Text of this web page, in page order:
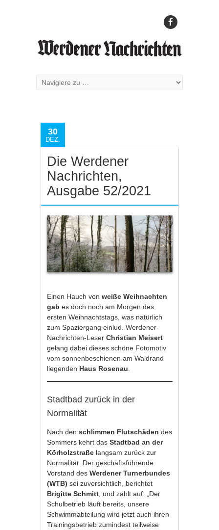
30
DEZ.
Die Werdener
Nachrichten,
Ausgabe 52/2021
Einen Hauch vonweiße Weihnachten
gabes doch noch am Morgen des
ersten Weihnachtstags, was natürlich
zum Spaziergang einlud. Werdener-
Nachrichten-LeserChristian Meisert
gelang dabei dieses schöne Fotomotiv
vom sonnenbeschienen am Waldrand
liegenden Haus Rosenau
Stadtbad zurück in der
Normalität
Nach denschlimmen Flutschäden des
Sommers kehrt dasStadtbad an der
Körholzstraße langsam zurück zur
Normalität. Der geschäftsführende
Vorstand desWerdener Turnerbundes
(WTB) sei zuversichtlich, berichtet
Brigitte Schmitt , und zählt auf: „Der
Schulbetrieb läuft bereits, unsere
Schwimmabteilung wird jetzt auch ihren
Trainingsbetrieb zumindest teilweise